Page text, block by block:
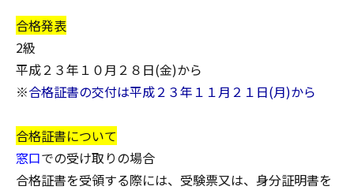
合格発表
2級
平成２３年１０月２８日(金)から
※合格証書の交付は平成２３年１１月２１日(月)から
合格証書について
窓口での受け取りの場合
合格証書を受領する際には、受験票又は、身分証明書を